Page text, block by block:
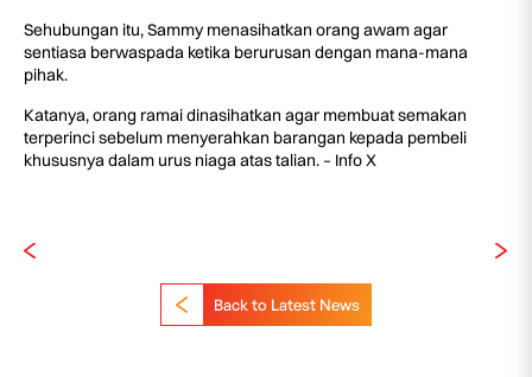
Sehubungan itu, Sammy menasihatkan orang awam agar
sentiasa berwaspada ketika berurusan dengan mana-mana
pihak.
Katanya, orang ramai dinasihatkan agar membuat semakan
terperinci sebelum menyerahkan barangan kepada pembeli
khususnya dalam urus niaga atas talian. – Info X
Back to Latest News